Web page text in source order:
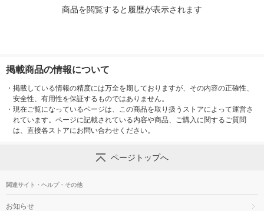
商品を閲覧すると履歴が表示されます
掲載商品の情報について
・ 掲載している情報の精度には万全を期しておりますが、その内容の正確性、
安全性、有用性を保証するものではありません。
・ 現在ご覧になっているページは、この商品を取り扱うストアによって運営さ
れています。ページに記載されている内容や商品、ご購入に関するご質問
は、直接各ストアにお問い合わせください。
ページトップへ
関連サイト・ヘルプ・その他
お知らせ